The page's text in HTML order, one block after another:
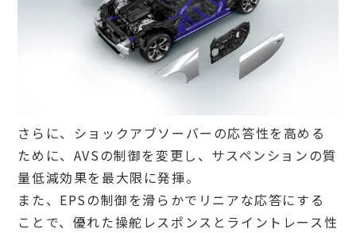
さらに、ショックアブソーバーの応答性を高める
ために、AVSの制御を変更し、サスペンションの質
量低減効果を最大限に発揮。
また、EPSの制御を滑らかでリニアな応答にする
ことで、優れた操舵レスポンスとライントレース性